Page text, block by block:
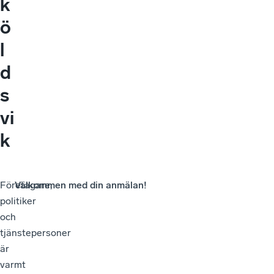
k
ö
l
d
s
vi
k
Företagare,
politiker
och
tjänstepersoner
är
varmt
Välkommen med din anmälan!